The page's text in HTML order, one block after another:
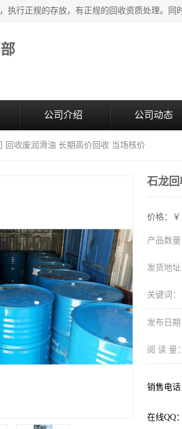
公司介绍 公司动态
回收废润滑油 长期高价回收 当场核价
石龙
价格：￥
产品数量
发货地址
关键词：
发布日期
阅 读 量：
销售电话
在线QQ：